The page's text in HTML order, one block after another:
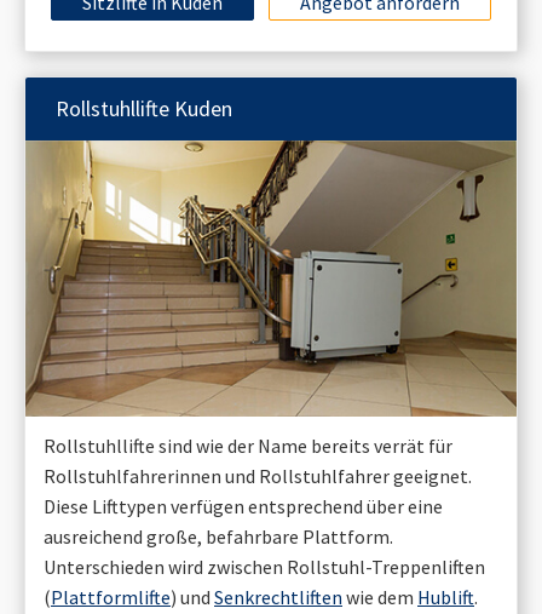
Rollstuhllifte Kuden
Rollstuhllifte sind wie der Name bereits verrät für
Rollstuhlfahrerinnen und Rollstuhlfahrer geeignet.
Diese Lifttypen verfügen entsprechend über eine
ausreichend große, befahrbare Plattform.
Unterschieden wird zwischen Rollstuhl-Treppenliften
(Plattformlifte) und Senkrechtliften wie dem Hublift.